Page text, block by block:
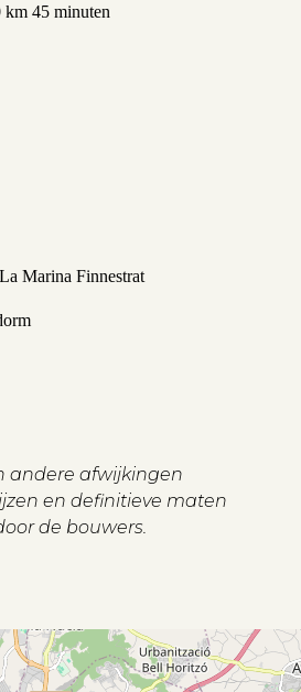
45 minuten
Marina Finnestrat
andere afwijkingen
en definitieve maten
de bouwers.